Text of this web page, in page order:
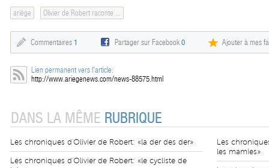
ariège Olivier de Robert raconte ...
Commentaires 1 Partager sur Facebook0 Ajouter à mes
Lien permanent vers l'article:
http://www.ariegenews.com/news-88575.html
DANS LA MÊME RUBRIQUE
Les chroniques d'Olivier de Robert: «la der des der»
Les chroniques d'Olivier de Robert: «le cycliste de
Les
les mamies»